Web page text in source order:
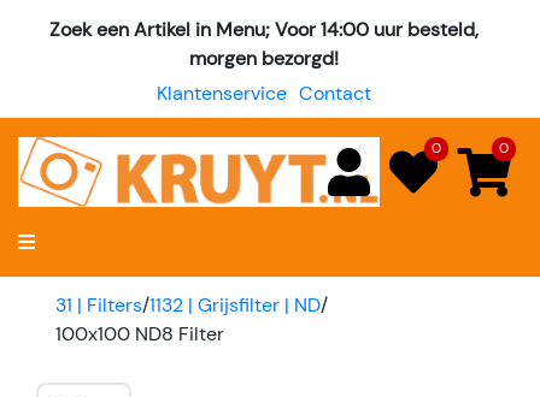
Zoek een Artikel in Menu; Voor 14:00 uur besteld,
morgen bezorgd!
Klantenservice Contact
0 0
31 | Filters/1132 | Grijsfilter | ND/
100x100 ND8 Filter